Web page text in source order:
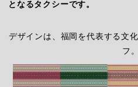
となるタクシーです。
デザインは、福岡を代表する文
フ。